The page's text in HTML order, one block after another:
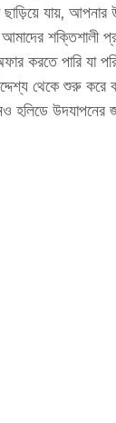
ছাড়িয়ে যায়,
আমাদের
করতে পারি যা
থেকে শুরু করে
উদযাপনের